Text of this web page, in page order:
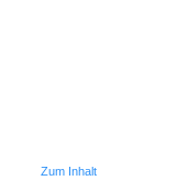
Zum Inhalt